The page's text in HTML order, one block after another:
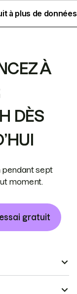
à plus de données
À
DÈS
pendant sept
moment.
gratuit